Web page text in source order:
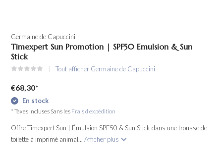
Germaine de Capuccini
Timexpert Sun Promotion | SPF50 Emulsion & Sun
Stick
Tout afficher Germaine de Capuccini
€68,30*
En stock
* Taxes incluses Sans les Frais d'expédition
Offre Timexpert Sun | Émulsion SPF50 & Sun Stick dans une trousse de
toilette à imprimé animal...Afficher plus